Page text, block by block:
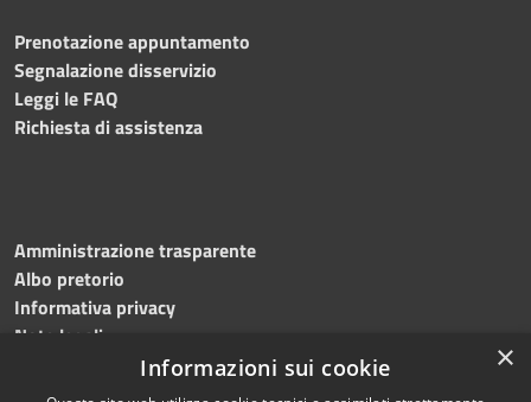
Prenotazione appuntamento
Segnalazione disservizio
Leggi le FAQ
Richiesta di assistenza
Amministrazione trasparente
Albo pretorio
Informativa privacy
Note legali
Dichiarazione di accessibilità
×
Informazioni sui cookie